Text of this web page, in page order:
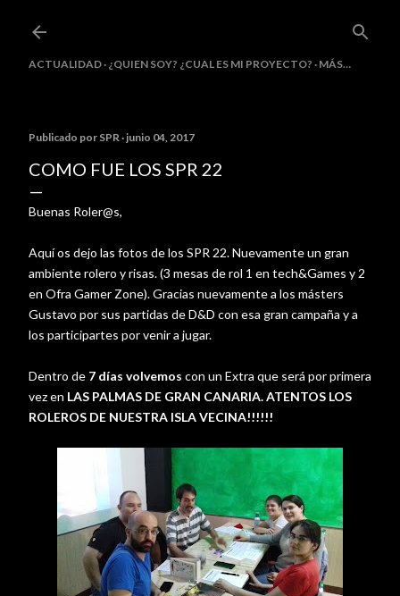
ACTUALIDAD ¿QUIEN SOY? ¿CUAL ES MI PROYECTO? MÁS…
Publicado por SPR junio 04, 2017
COMO FUE LOS SPR 22
Buenas Roler@s,
Aquí os dejo las fotos de los SPR 22. Nuevamente un gran
ambiente rolero y risas. (3 mesas de rol 1 en tech&Games y 2
en Ofra Gamer Zone). Gracias nuevamente a los másters
Gustavo por sus partidas de D&D con esa gran campaña y a
los participartes por venir a jugar.
Dentro de 7 días volvemos con un Extra que será por primera
vez en LAS PALMAS DE GRAN CANARIA. ATENTOS LOS
ROLEROS DE NUESTRA ISLA VECINA!!!!!!